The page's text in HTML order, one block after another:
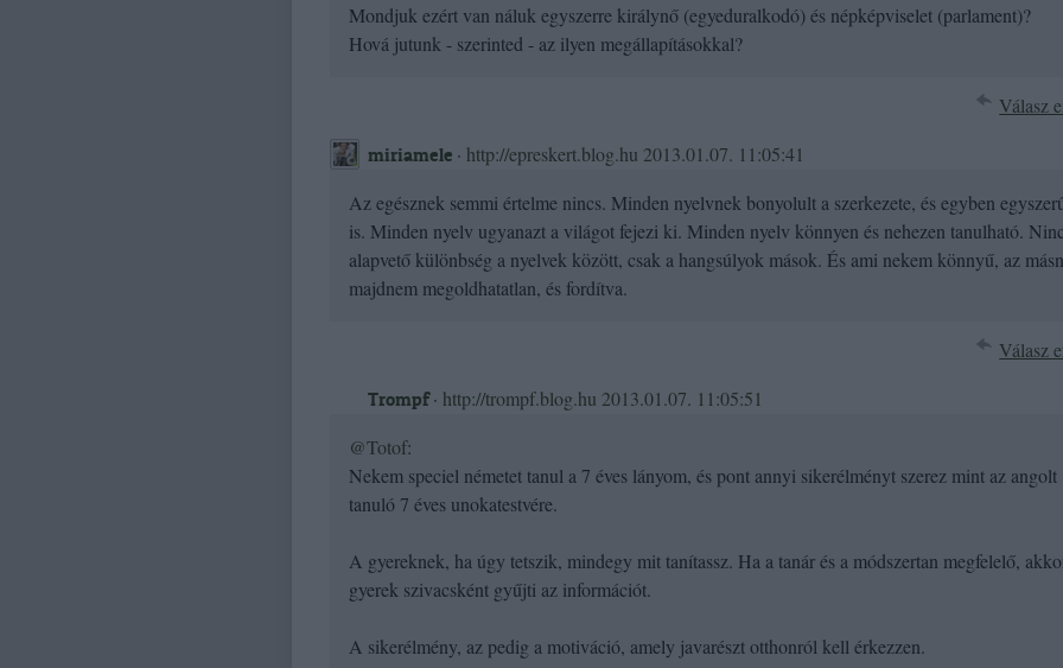
Mondjuk ezért van náluk egyszerre királynő (egyeduralkodó) és népképviselet (parlament)?
Hová jutunk - szerinted - az ilyen megállapításokkal?
Válasz
miriamele · http://epreskert.blog.hu 2013.01.07. 11:05:41
Az egésznek semmi értelme nincs. Minden nyelvnek bonyolult a szerkezete, és egyben
is. Minden nyelv ugyanazt a világot fejezi ki. Minden nyelv könnyen és nehezen tanulható.
alapvető különbség a nyelvek között, csak a hangsúlyok mások. És ami nekem könnyű, az
majdnem megoldhatatlan, és fordítva.
Válasz
Trompf · http://trompf.blog.hu 2013.01.07. 11:05:51
@Totof:
Nekem speciel németet tanul a 7 éves lányom, és pont annyi sikerélményt szerez mint az angolt
tanuló 7 éves unokatestvére.
A gyereknek, ha úgy tetszik, mindegy mit tanítassz. Ha a tanár és a módszertan megfelelő,
gyerek szivacsként gyűjti az információt.
A sikerélmény, az pedig a motiváció, amely javarészt otthonról kell érkezzen.